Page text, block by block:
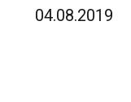
04.08.2019